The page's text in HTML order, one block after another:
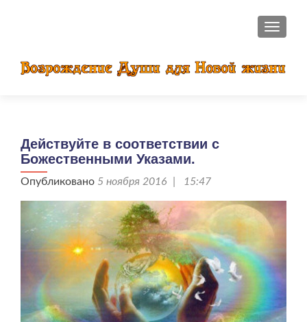
Действуйте в соответствии с
Божественными Указами.
Опубликовано 5 ноября 2016 | 15:47